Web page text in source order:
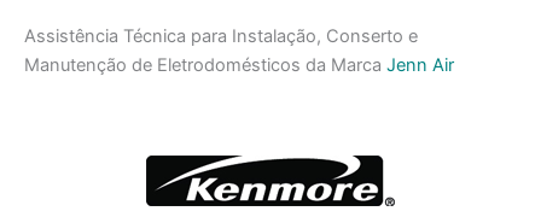
Assistência Técnica para Instalação, Conserto e
Manutenção de Eletrodomésticos da Marca Jenn Air